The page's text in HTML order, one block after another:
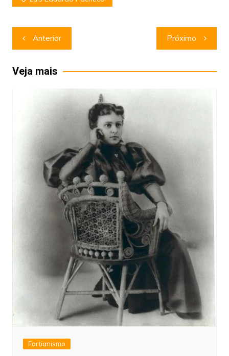
Navegação
de
Post
Anterior Próximo
Veja mais
Fortianismo